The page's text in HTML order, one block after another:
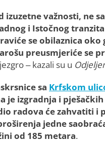
izuzetne važnosti, ne
i Istočnog
se obilaznica
preusmjeriće se
– kazali su u
sa Krfskom
izgradnja i
radova će zahvatiti i
jedne
od 185 metara.